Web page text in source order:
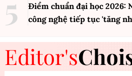
Điểm chuẩn đại học 2026:
công nghệ tiếp tục 'tăng
Editor's